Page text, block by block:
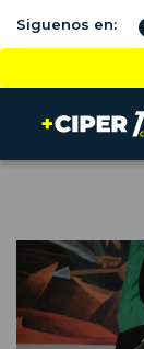
Siguenos en: